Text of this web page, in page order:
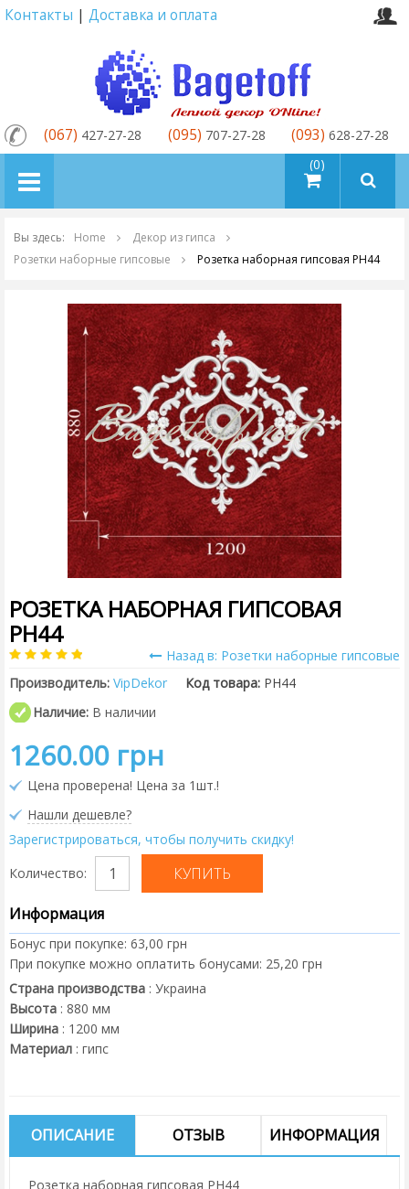
Контакты | Доставка и оплата
товаров (0)
(067) 427-27-28 (095) 707-27-28 (093) 628-27-28
Вы здесь: Home
Декор из гипса
Розетки наборные гипсовые
Розетка наборная гипсовая PH44
РОЗЕТКА НАБОРНАЯ ГИПСОВАЯ
PH44
Назад в: Розетки наборные гипсовые
Производитель: VipDekor Код товара: РН44
Наличие: В наличии
1260.00 грн
Цена проверена! Цена за 1шт.!
Нашли дешевле?
Зарегистрироваться, чтобы получить скидку!
Количество:
Информация
Бонус при покупке: 63,00 грн
При покупке можно оплатить бонусами: 25,20 грн
Страна производства : Украина
Высота : 880 мм
Ширина : 1200 мм
Материал : гипс
ОПИСАНИЕ ОТЗЫВ ИНФОРМАЦИЯ
Розетка наборная гипсовая PH44